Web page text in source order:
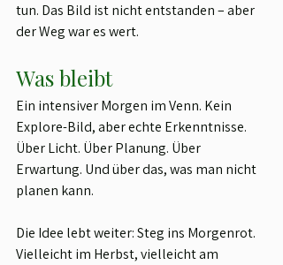
tun. Das Bild ist nicht entstanden – aber
der Weg war es wert.
Was bleibt
Ein intensiver Morgen im Venn. Kein
Explore-Bild, aber echte Erkenntnisse.
Über Licht. Über Planung. Über
Erwartung. Und über das, was man nicht
planen kann.
Die Idee lebt weiter: Steg ins Morgenrot.
Vielleicht im Herbst, vielleicht am